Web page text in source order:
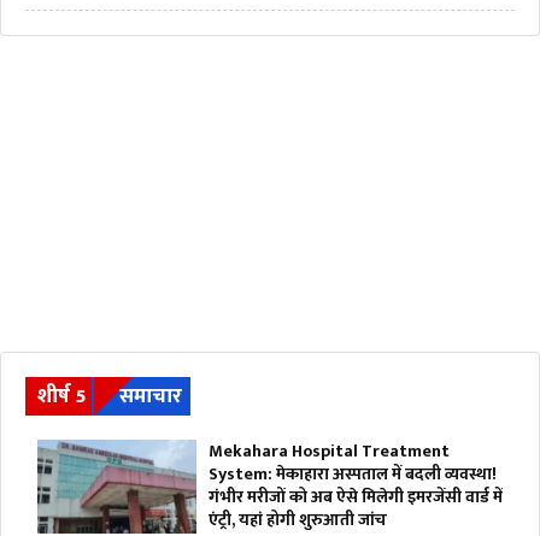
शीर्ष 5 समाचार
Mekahara Hospital Treatment
System: मेकाहारा अस्पताल में बदली व्यवस्था!
गंभीर मरीजों को अब ऐसे मिलेगी इमरजेंसी वार्ड में
एंट्री, यहां होगी शुरुआती जांच